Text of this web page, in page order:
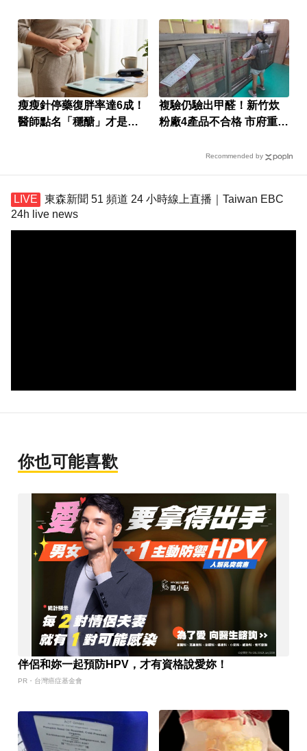
瘦瘦針停藥復胖率達6成！
醫師點名「穩醣」才是根
複驗仍驗出甲醛！新竹炊
粉廠4產品不合格 市府重罰
Recommended by
東森新聞 51 頻道 24 小時線上直播｜Taiwan EBC
24h live news
你也可能喜歡
伴侶和妳一起預防HPV，才有資格說愛妳！
PR・台灣癌症基金會